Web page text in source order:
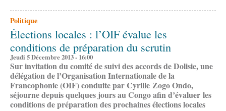
Politique
Élections locales : l’OIF évalue les
conditions de préparation du scrutin
Jeudi 5 Décembre 2013 - 16:00
Sur invitation du comité de suivi des accords de Dolisie, une
délégation de l’Organisation Internationale de la
Francophonie (OIF) conduite par Cyrille Zogo Ondo,
séjourne depuis quelques jours au Congo afin d’évaluer les
conditions de préparation des prochaines élections locales